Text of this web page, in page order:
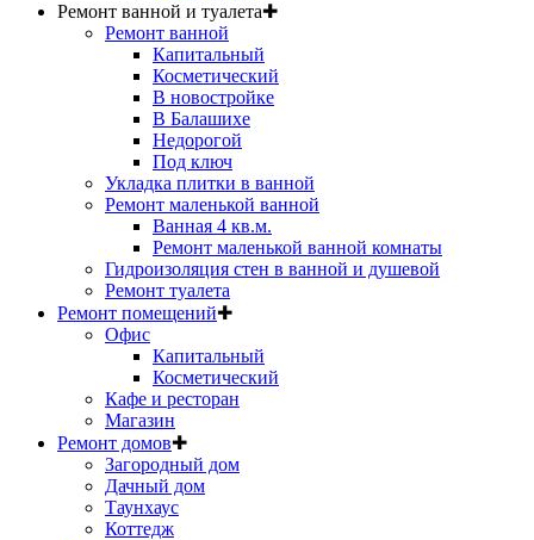
Ремонт ванной и туалета✚
Ремонт ванной
Капитальный
Косметический
В новостройке
В Балашихе
Недорогой
Под ключ
Укладка плитки в ванной
Ремонт маленькой ванной
Ванная 4 кв.м.
Ремонт маленькой ванной комнаты
Гидроизоляция стен в ванной и душевой
Ремонт туалета
Ремонт помещений✚
Офис
Капитальный
Косметический
Кафе и ресторан
Магазин
Ремонт домов✚
Загородный дом
Дачный дом
Таунхаус
Коттедж